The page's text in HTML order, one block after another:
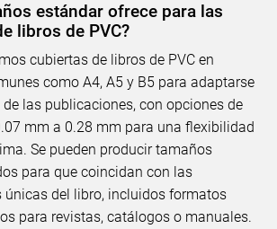
estándar ofrece para las
libros de PVC?
cubiertas de libros de PVC en
como A4, A5 y B5 para adaptarse
las publicaciones, con opciones de
mm a 0.28 mm para una flexibilidad
Se pueden producir tamaños
para que coincidan con las
únicas del libro, incluidos formatos
para revistas, catálogos o manuales.